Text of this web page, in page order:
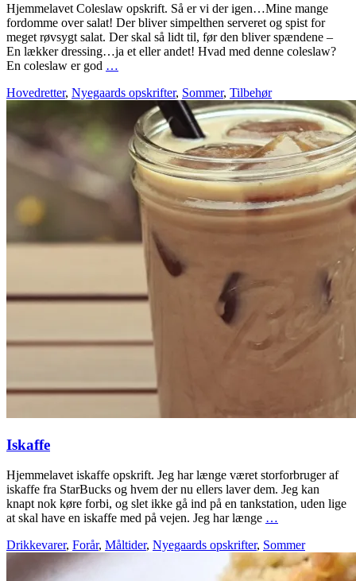
Hjemmelavet Coleslaw opskrift. Så er vi der igen…Mine mange
fordomme over salat! Der bliver simpelthen serveret og spist for
meget røvsygt salat. Der skal så lidt til, før den bliver spændene –
En lækker dressing…ja et eller andet! Hvad med denne coleslaw?
En coleslaw er god …
Hovedretter, Nyegaards opskrifter, Sommer, Tilbehør
Iskaffe
Hjemmelavet iskaffe opskrift. Jeg har længe været storforbruger af
iskaffe fra StarBucks og hvem der nu ellers laver dem. Jeg kan
knapt nok køre forbi, og slet ikke gå ind på en tankstation, uden lige
at skal have en iskaffe med på vejen. Jeg har længe …
Drikkevarer, Forår, Måltider, Nyegaards opskrifter, Sommer